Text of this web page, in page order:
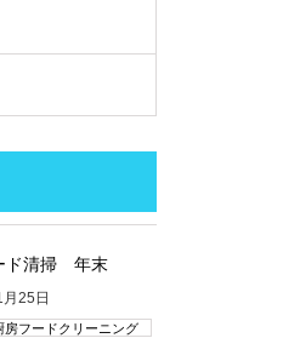
ド清掃 年末
25日
房フードクリーニング